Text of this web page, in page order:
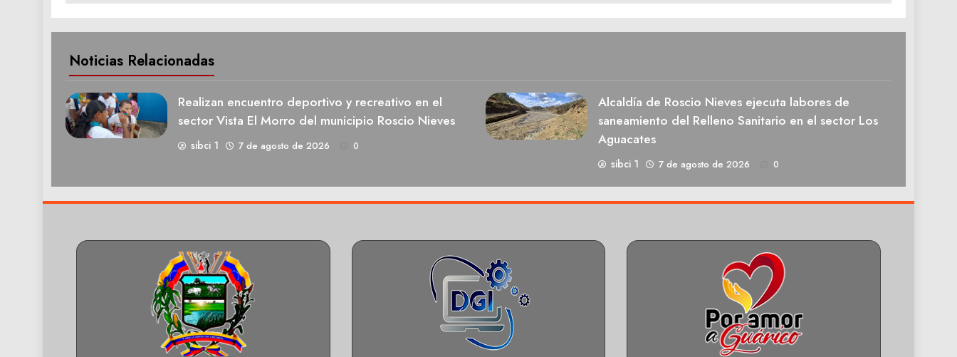
Noticias Relacionadas
Realizan encuentro deportivo y recreativo en el
sector Vista El Morro del municipio Roscio Nieves
sibci 1 7 de agosto de 2026 0
Alcaldía de Roscio Nieves ejecuta labores de
saneamiento del Relleno Sanitario en el sector Los
Aguacates
sibci 1 7 de agosto de 2026 0